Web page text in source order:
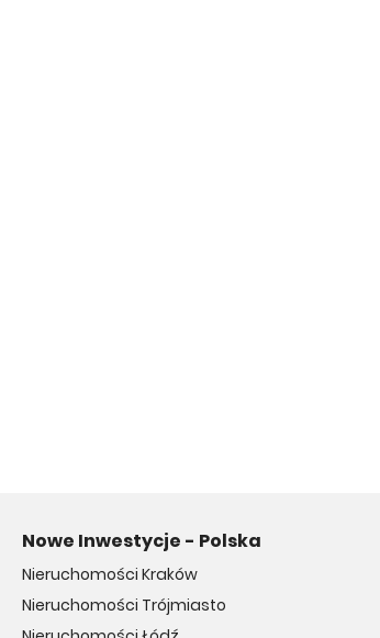
Nowe Inwestycje - Polska
Nieruchomości Kraków
Nieruchomości Trójmiasto